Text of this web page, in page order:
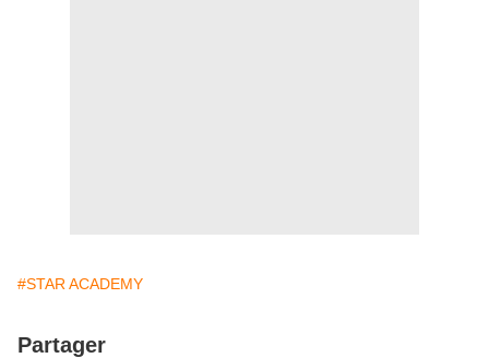
#STAR ACADEMY
Partager